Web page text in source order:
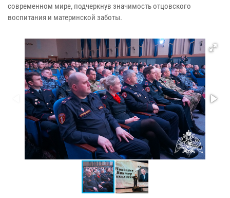
современном мире, подчеркнув значимость отцовского
воспитания и материнской заботы.